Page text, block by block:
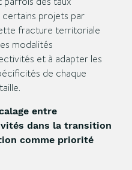
certains projets par
fracture territoriale
modalités
et à adapter les
de chaque
entre
dans la transition
comme priorité